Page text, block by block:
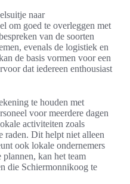
naar
om goed te overleggen met
van de soorten
evenals de logistiek en
de basis vormen voor een
dat iedereen enthousiast
te houden met
voor meerdere dagen
activiteiten zoals
raden. Dit helpt niet alleen
ook lokale ondernemers
kan het team
die Schiermonnikoog te